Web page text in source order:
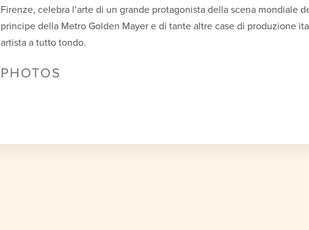
Firenze, celebra l’arte di un grande protagonista della scena mondiale
principe della Metro Golden Mayer e di tante altre case di produzione
artista a tutto tondo.
PHOTOS